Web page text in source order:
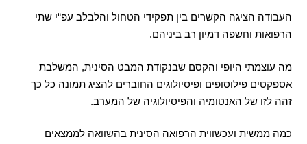
העבודה הציגה הקשרים בין תפקידי הטחול והלבלב עפ“י שתי
הרפואות וחשפה דמיון רב ביניהם.
מה עוצמתי היופי והקסם שבנקודת המבט הסינית, המשלבת
אספקטים פילוסופים ופיסיולוגים החוברים להציג תמונה כל כך
זהה לזו של האנטומיה והפיסיולוגיה של המערב.
כמה ממשית ועכשווית הרפואה הסינית בהשוואה לממצאים